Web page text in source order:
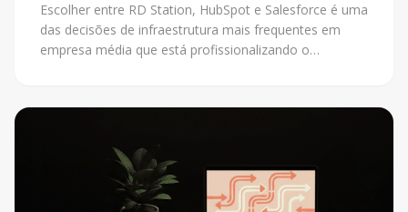
Escolher entre RD Station, HubSpot e Salesforce é uma
das decisões de infraestrutura mais frequentes em
empresa média que está profissionalizando o
de uma das plataformas. Este post não tem esse
escolha certa para cada contexto.